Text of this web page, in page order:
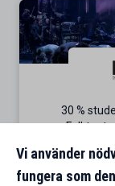
30 %
Gäller på
Till
Vi använder
fungera som